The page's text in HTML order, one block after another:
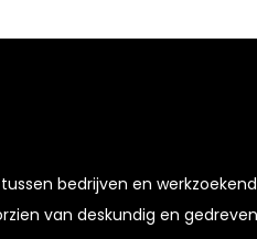
bedrijven en
van deskundig en